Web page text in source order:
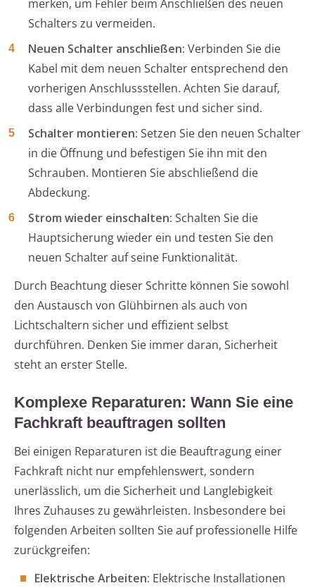
merken, um Fehler beim Anschließen des neuen
Schalters zu vermeiden.
Neuen Schalter anschließen: Verbinden Sie die
Kabel mit dem neuen Schalter entsprechend den
vorherigen Anschlussstellen. Achten Sie darauf,
dass alle Verbindungen fest und sicher sind.
Schalter montieren: Setzen Sie den neuen Schalter
in die Öffnung und befestigen Sie ihn mit den
Schrauben. Montieren Sie abschließend die
Abdeckung.
Strom wieder einschalten: Schalten Sie die
Hauptsicherung wieder ein und testen Sie den
neuen Schalter auf seine Funktionalität.
Durch Beachtung dieser Schritte können Sie sowohl
den Austausch von Glühbirnen als auch von
Lichtschaltern sicher und effizient selbst
durchführen. Denken Sie immer daran, Sicherheit
steht an erster Stelle.
Komplexe Reparaturen: Wann Sie eine
Fachkraft beauftragen sollten
Bei einigen Reparaturen ist die Beauftragung einer
Fachkraft nicht nur empfehlenswert, sondern
unerlässlich, um die Sicherheit und Langlebigkeit
Ihres Zuhauses zu gewährleisten. Insbesondere bei
folgenden Arbeiten sollten Sie auf professionelle Hilfe
zurückgreifen:
Elektrische Arbeiten: Elektrische Installationen